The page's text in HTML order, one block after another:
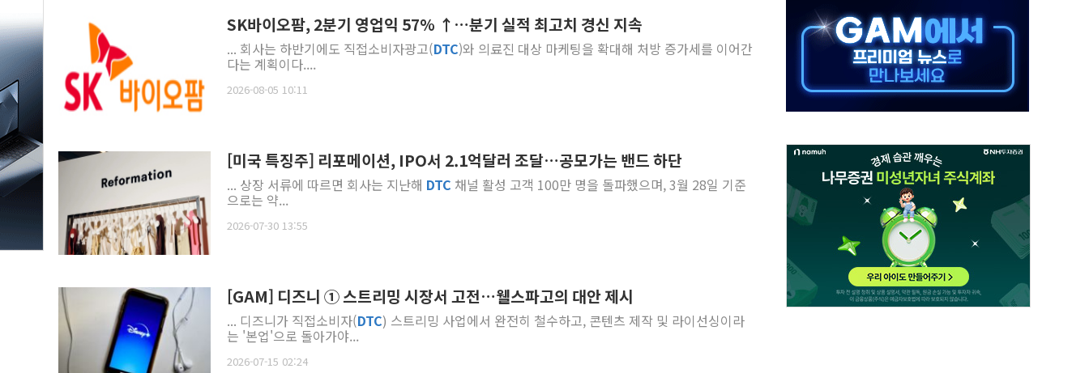
우크라 드론 전술, 중남미 콜롬비아에 새 안보 위기… 반군·마약카르텔이 습득해 전투 활용
동해해경, 독도 해상서 부유물 감긴 어선 구조
주한미군 "오산기지 누출, 백린 아닌 무해한 표면 부식 물질"
구미 폐염산처리업체서 불 2시간30여분만에 진화...외국인 노동자 숨져
SK바이오팜, 2분기 영업익 57% ↑…분기 실적 최고치 경신 지속
... 회사는 하반기에도 직접소비자광고(DTC)와 의료진 대상 마케팅을 확대해 처방 증가세를 이어간
다는 계획이다....
2026-08-05 10:11
[미국 특징주] 리포메이션, IPO서 2.1억달러 조달…공모가는 밴드 하단
... 상장 서류에 따르면 회사는 지난해 DTC 채널 활성 고객 100만 명을 돌파했으며, 3월 28일 기준
으로는 약...
2026-07-30 13:55
[GAM] 디즈니 ① 스트리밍 시장서 고전…웰스파고의 대안 제시
... 디즈니가 직접소비자(DTC) 스트리밍 사업에서 완전히 철수하고, 콘텐츠 제작 및 라이선싱이라
는 '본업'으로 돌아가야...
2026-07-15 02:24